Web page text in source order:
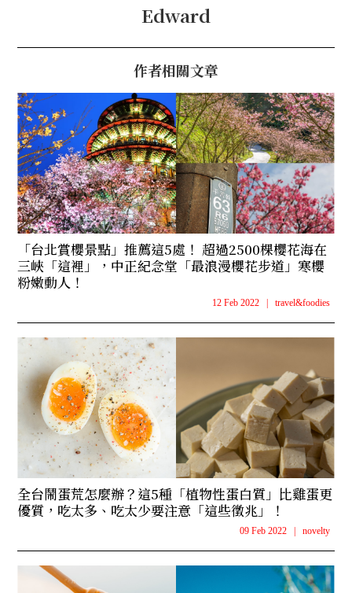
Edward
作者相關文章
「台北賞櫻景點」推薦這5處！ 超過2500棵櫻花海在
三峽「這裡」，中正紀念堂「最浪漫櫻花步道」寒櫻
粉嫩動人！
12 Feb 2022 travel&foodies
全台鬧蛋荒怎麼辦？這5種「植物性蛋白質」比雞蛋更
優質，吃太多、吃太少要注意「這些徵兆」！
09 Feb 2022 novelty